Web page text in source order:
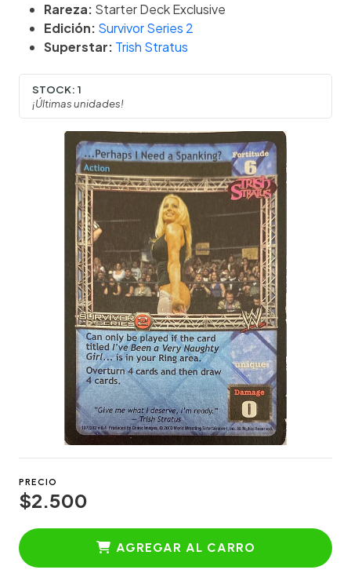
Rareza: Starter Deck Exclusive
Edición: Survivor Series 2
Superstar: Trish Stratus
STOCK: 1
¡Últimas unidades!
PRECIO
$2.500
AGREGAR AL CARRO